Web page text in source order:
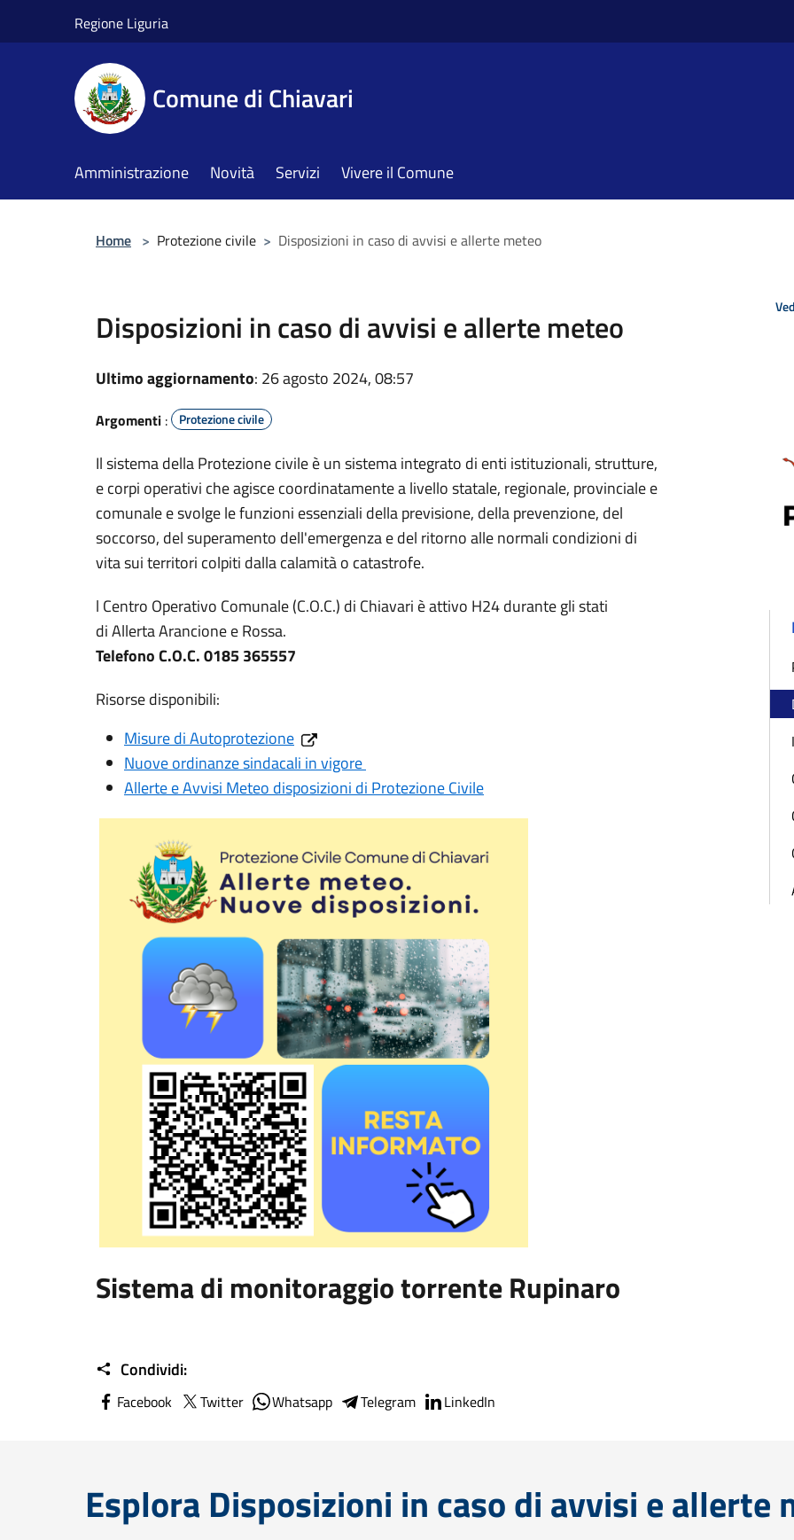
Regione Liguria
Comune di Chiavari
Amministrazione Novità Servizi Vivere il Comune
Home > Protezione civile > Disposizioni in caso di avvisi e allerte meteo
Disposizioni in caso di avvisi e allerte meteo
Ultimo aggiornamento: 26 agosto 2024, 08:57
Argomenti : Protezione civile
Il sistema della Protezione civile è un sistema integrato di enti istituzionali, strutture,
e corpi operativi che agisce coordinatamente a livello statale, regionale, provinciale e
comunale e svolge le funzioni essenziali della previsione, della prevenzione, del
soccorso, del superamento dell'emergenza e del ritorno alle normali condizioni di
vita sui territori colpiti dalla calamità o catastrofe.
l Centro Operativo Comunale (C.O.C.) di Chiavari è attivo H24 durante gli stati
di Allerta Arancione e Rossa.
Telefono C.O.C. 0185 365557
Risorse disponibili:
Misure di Autoprotezione
Nuove ordinanze sindacali in vigore
Allerte e Avvisi Meteo disposizioni di Protezione Civile
Sistema di monitoraggio torrente Rupinaro
Condividi:
Facebook Twitter Whatsapp Telegram LinkedIn
Esplora Disposizioni in caso di avvisi e allerte